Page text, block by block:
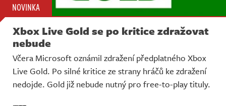
NOVINKA
Xbox Live Gold se po kritice zdražovat
nebude
Včera Microsoft oznámil zdražení předplatného Xbox
Live Gold. Po silné kritice ze strany hráčů ke zdražení
nedojde. Gold již nebude nutný pro free-to-play tituly.